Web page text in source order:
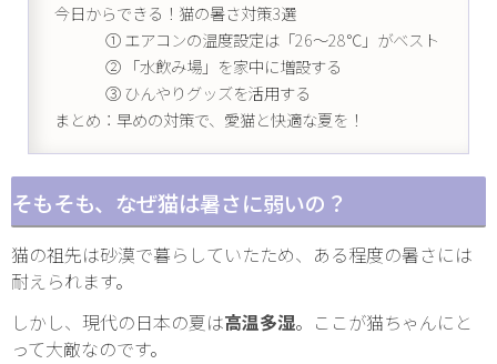
今日からできる！猫の暑さ対策3選
① エアコンの温度設定は「26〜28℃」がベスト
② 「水飲み場」を家中に増設する
③ ひんやりグッズを活用する
まとめ：早めの対策で、愛猫と快適な夏を！
そもそも、なぜ猫は暑さに弱いの？
猫の祖先は砂漠で暮らしていたため、ある程度の暑さには
耐えられます。
しかし、現代の日本の夏は高温多湿。ここが猫ちゃんにと
って大敵なのです。